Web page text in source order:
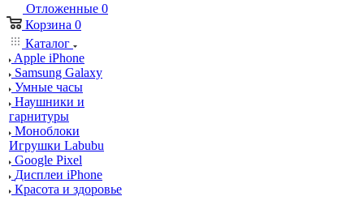
Отложенные 0
Корзина 0
Каталог
Apple iPhone
Samsung Galaxy
Умные часы
Наушники и
гарнитуры
Моноблоки
Игрушки Labubu
Google Pixel
Дисплеи iPhone
Красота и здоровье